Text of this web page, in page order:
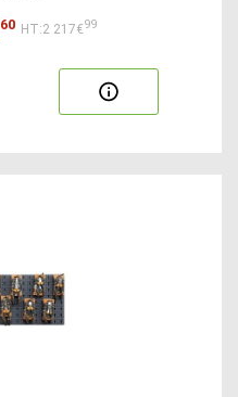
60 HT:2 217€99